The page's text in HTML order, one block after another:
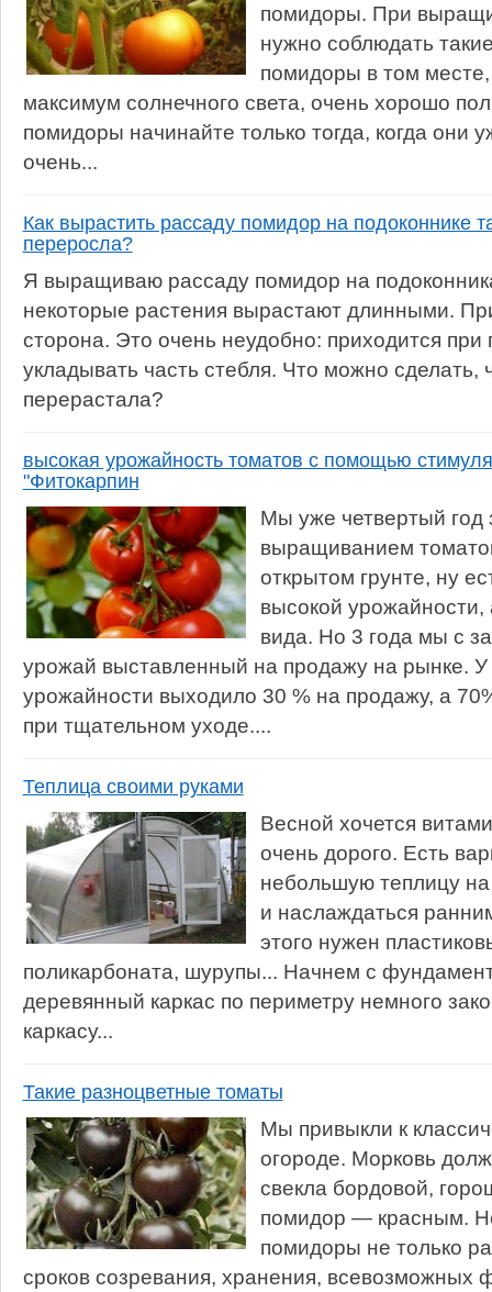
помидоры. При
нужно соблюдать
помидоры в том месте,
максимум солнечного света, очень хорошо
помидоры начинайте только тогда, когда они
очень...
Как вырастить рассаду помидор на подоконнике
переросла?
Я выращиваю рассаду помидор на
некоторые растения вырастают длинными.
сторона. Это очень неудобно: приходится при
укладывать часть стебля. Что можно сделать,
перерастала?
высокая урожайность томатов с помощью
"Фитокарпин
Мы уже четвертый год
выращиванием
открытом грунте, ну
высокой урожайности,
вида. Но 3 года мы с
урожай выставленный на продажу на рынке. У
урожайности выходило 30 % на продажу, а
при тщательном уходе....
Теплица своими руками
Весной хочется
очень дорого. Есть
небольшую теплицу
и наслаждаться
этого нужен
поликарбоната, шурупы... Начнем с
деревянный каркас по периметру немного
каркасу...
Такие разноцветные томаты
Мы привыкли к
огороде. Морковь
свекла бордовой,
помидор — красным.
помидоры не только
сроков созревания, хранения, всевозможных